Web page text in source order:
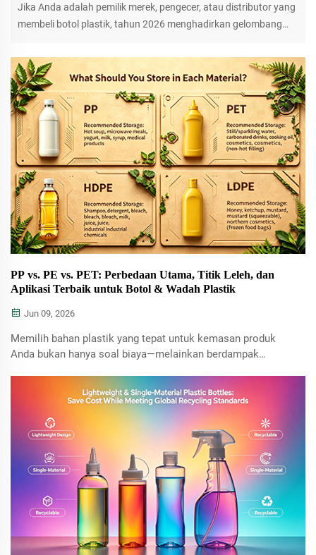
Jika Anda adalah pemilik merek, pengecer, atau distributor yang
membeli botol plastik, tahun 2026 menghadirkan gelombang
daur ulang hingga pengurangan berat botol yang menekan
biaya logistik, pasar sedang bergeser demi keuntungan Anda....
PP vs. PE vs. PET: Perbedaan Utama, Titik Leleh, dan
Aplikasi Terbaik untuk Botol & Wadah Plastik
Jun 09, 2026
Memilih bahan plastik yang tepat untuk kemasan produk
Anda bukan hanya soal biaya—melainkan berdampak
kepatuhan terhadap peraturan internasional, serta bahkan
kemudahan daur ulang. Bagi perusahaan yang mengimpor
botol plastik, ...